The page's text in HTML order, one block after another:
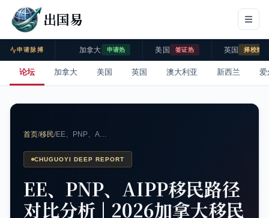
出国易
申请脉搏 加拿大 申请热 美国 签证热 英国 择校热
论坛 加拿大 美国 英国 澳大利亚 新西兰 爱
首页/移民/EE、PNP、A…
CHUGUOYI DEEP REPORT
EE、PNP、AIPP移民路径
对比分析 | 2026加拿大移民